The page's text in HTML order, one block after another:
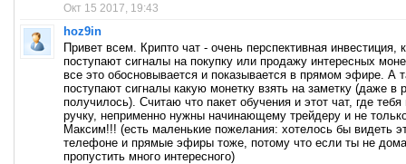
Окт 15 2017, 19:43
hoz9in
Привет всем. Крипто чат - очень перспективная инвестиция,
поступают сигналы на покупку или продажу интересных
все это обосновывается и показывается в прямом эфире. А
поступают сигналы какую монетку взять на заметку (даже в
получилось). Считаю что пакет обучения и этот чат, где тебя
ручку, неприменно нужны начинающему трейдеру и не
Максим!!! (есть маленькие пожелания: хотелось бы видеть
телефоне и прямые эфиры тоже, потому что если ты не
пропустить много интересного)